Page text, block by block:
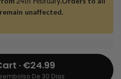
unaffected.
· €24.99
De 30 Dias